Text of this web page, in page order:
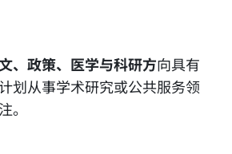
、政策、医学与科研方向具有
划从事学术研究或公共服务领
。